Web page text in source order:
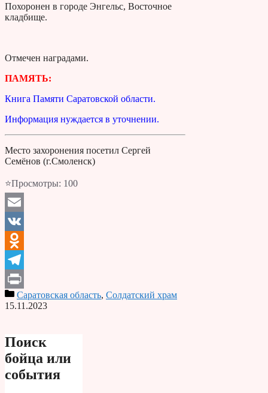
Похоронен в городе Энгельс, Восточное
кладбище.
Отмечен наградами.
ПАМЯТЬ:
Книга Памяти Саратовской области.
Информация нуждается в уточнении.
Место захоронения посетил Сергей
Семёнов (г.Смоленск)
⭐Просмотры: 100
Email
VK
Odnoklassniki
Telegram
PrintСаратовская область, Солдатский храм
15.11.2023
Поиск
бойца или
события